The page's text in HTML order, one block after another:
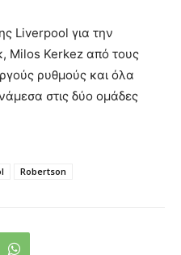
Liverpool για την
Milos Kerkez από τους
ρυθμούς και όλα
στις δύο ομάδες
Robertson